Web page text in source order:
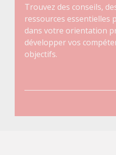
Trouvez des conseils,
ressources essentielles
dans votre orientation
développer vos
objectifs.